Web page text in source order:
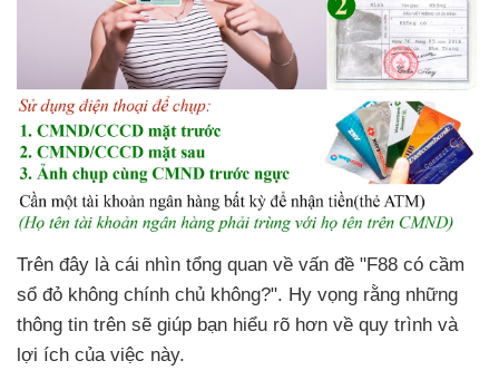
Trên đây là cái nhìn tổng quan về vấn đề "F88 có cầm
sổ đỏ không chính chủ không?". Hy vọng rằng những
thông tin trên sẽ giúp bạn hiểu rõ hơn về quy trình và
lợi ích của việc này.